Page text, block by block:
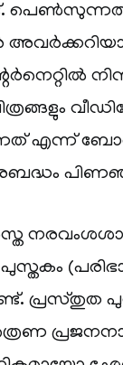
എന്ന്
പ്രസ്തുത